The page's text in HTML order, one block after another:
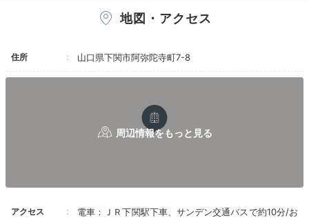
地図・アクセス
住所 山口県下関市阿弥陀寺町7-8
アクセス
電車：ＪＲ下関駅下車、サンデン交通バスで約10分/お